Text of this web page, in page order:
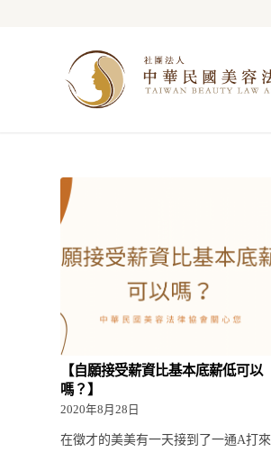
【自願接受薪資比基本底薪低可以
嗎？】
2020年8月28日
在徵才的美美有一天接到了一通A打來